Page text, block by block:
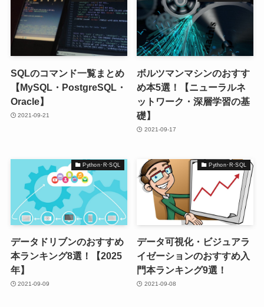
SQLのコマンド一覧まとめ
【MySQL・PostgreSQL・
Oracle】
2021-09-21
ボルツマンマシンのおすす
め本5選！【ニューラルネ
ットワーク・深層学習の基
礎】
2021-09-17
Python･R･SQL
データドリブンのおすすめ
本ランキング8選！【2025
年】
2021-09-09
Python･R･SQL
データ可視化・ビジュアラ
イゼーションのおすすめ入
門本ランキング9選！
2021-09-08